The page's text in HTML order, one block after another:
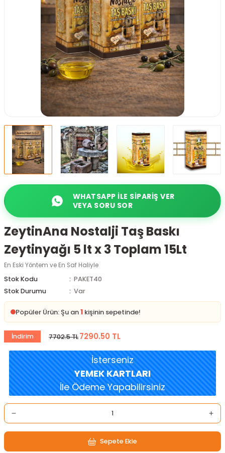
WHATSAPP ILE SIPARIŞ VER
VEYA SORU SOR
ZeytinAna Nostalji Taş Baskı
Zeytinyağı 5 lt x 3 Toplam 15Lt
En Eski Yöntem ve En Saf Haliyle
Stok Kodu
PAKET40
Stok Durumu
Var
Popüler Ürün: Şu an1 kişinin sepetinde!
İndirim 7702.5 TL7290.50 TL
İsterseniz
YEMEK KARTLARI
İle Ödeme Yapabilirsiniz
Sepete Ekle